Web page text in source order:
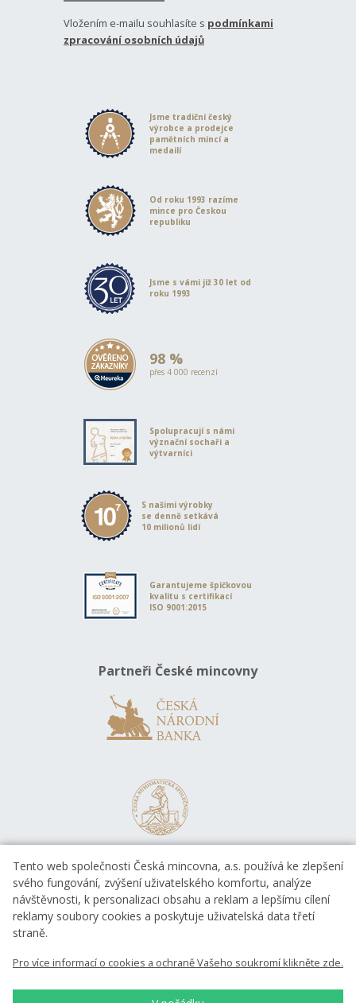
Vložením e-mailu souhlasíte s podmínkami
zpracování osobních údajů
Jsme tradiční český
výrobce a prodejce
pamětních mincí a
medailí
Od roku 1993 razíme
mince pro Českou
republiku
Jsme s vámi již 30 let od
roku 1993
98 %
přes 4 000 recenzí
Spolupracují s námi
význační sochaři a
výtvarníci
S našimi výrobky
se denně setkává
10 milionů lidí
Garantujeme špičkovou
kvalitu s certifikací
ISO 9001:2015
Partneři České mincovny
EVROPSKÁ UNIE
Evropský fond pro regionální rozvoj
Tento web společnosti Česká mincovna, a.s. používá ke zlepšení
svého fungování, zvýšení uživatelského komfortu, analýze
návštěvnosti, k personalizaci obsahu a reklam a lepšímu cílení
reklamy soubory cookies a poskytuje uživatelská data třetí
straně.
Pro více informací o cookies a ochraně Vašeho soukromí klikněte zde.